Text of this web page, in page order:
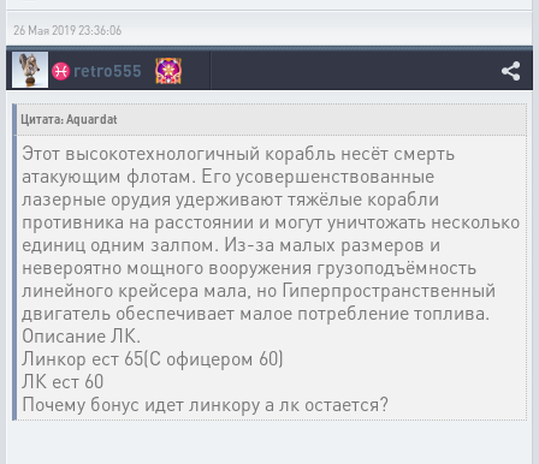
26 Мая 2019 23:36:06
♓retro555
Цитата: Aquardat
Этот высокотехнологичный корабль несёт смерть
атакующим флотам. Его усовершенствованные
лазерные орудия удерживают тяжёлые корабли
противника на расстоянии и могут уничтожать несколько
единиц одним залпом. Из-за малых размеров и
невероятно мощного вооружения грузоподъёмность
линейного крейсера мала, но Гиперпространственный
двигатель обеспечивает малое потребление топлива.
Описание ЛК.
Линкор ест 65(С офицером 60)
ЛК ест 60
Почему бонус идет линкору а лк остается?